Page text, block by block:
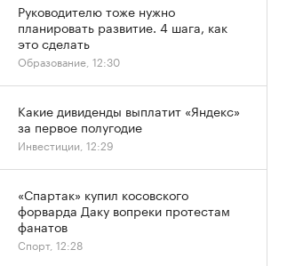
Руководителю тоже нужно
планировать развитие. 4 шага, как
это сделать
Образование, 12:30
Какие дивиденды выплатит «Яндекс»
за первое полугодие
Инвестиции, 12:29
«Спартак» купил косовского
форварда Даку вопреки протестам
фанатов
Спорт, 12:28